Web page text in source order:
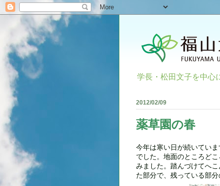
学長・松田文子を中心
2012/02/09
薬草園の春
今年は寒い日が続いてい
でした。地面のところど
みました。踏んづけてへ
た部分で、残っている部